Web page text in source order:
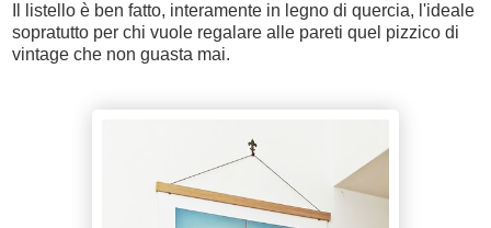
Il listello è ben fatto, interamente in legno di quercia, l'ideale
sopratutto per chi vuole regalare alle pareti quel pizzico di
vintage che non guasta mai.